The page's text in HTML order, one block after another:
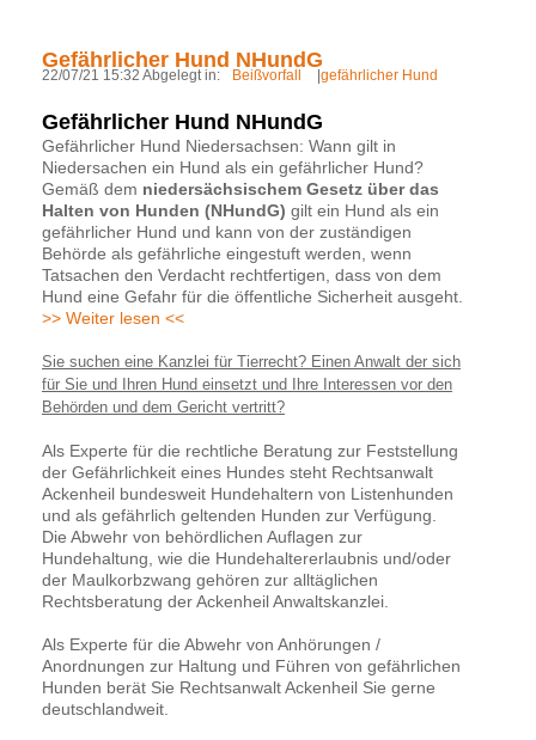
Gefährlicher Hund NHundG
22/07/21 15:32 Abgelegt in: Beißvorfall |gefährlicher Hund
Gefährlicher Hund NHundG
Gefährlicher Hund Niedersachsen: Wann gilt in
Niedersachen ein Hund als ein gefährlicher Hund?
Gemäß dem niedersächsischem Gesetz über das
Halten von Hunden (NHundG) gilt ein Hund als ein
gefährlicher Hund und kann von der zuständigen
Behörde als gefährliche eingestuft werden, wenn
Tatsachen den Verdacht rechtfertigen, dass von dem
Hund eine Gefahr für die öffentliche Sicherheit ausgeht.
>> Weiter lesen <<
Sie suchen eine Kanzlei für Tierrecht? Einen Anwalt der sich
für Sie und Ihren Hund einsetzt und Ihre Interessen vor den
Behörden und dem Gericht vertritt?
Als Experte für die rechtliche Beratung zur Feststellung
der Gefährlichkeit eines Hundes steht Rechtsanwalt
Ackenheil bundesweit Hundehaltern von Listenhunden
und als gefährlich geltenden Hunden zur Verfügung.
Die Abwehr von behördlichen Auflagen zur
Hundehaltung, wie die Hundehaltererlaubnis und/oder
der Maulkorbzwang gehören zur alltäglichen
Rechtsberatung der Ackenheil Anwaltskanzlei.
Als Experte für die Abwehr von Anhörungen /
Anordnungen zur Haltung und Führen von gefährlichen
Hunden berät Sie Rechtsanwalt Ackenheil Sie gerne
deutschlandweit.